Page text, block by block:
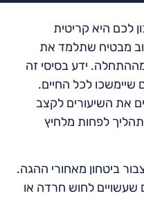
לכם היא קריטית
מבטיח שתלמד את
ידע בסיסי זה
שיימשכו לכל החיים.
את השיעורים לקצב
לפחות מלחיץ
ביטחון מאחורי ההגה.
שעשויים לחוש חרדה או